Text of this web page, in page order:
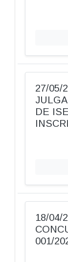
27/05/
DE
18/04/
001/